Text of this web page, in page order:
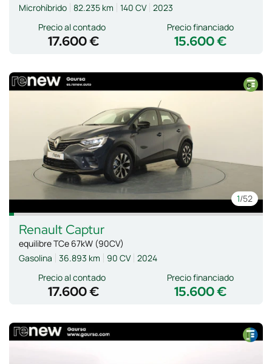
Microhíbrido 82.235 km 140 CV 2023
Precio al contado
17.600 € 15.600 €
Precio financiado
1/52
Renault Captur
equilibre TCe 67kW (90CV)
Gasolina
36.893 km 90 CV 2024
Precio al contado
17.600 € 15.600 €
Precio financiado